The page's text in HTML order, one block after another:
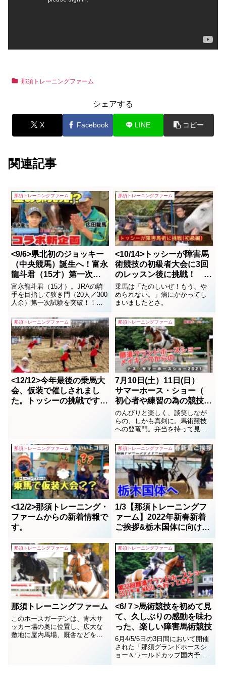
那須トレーニングファーム
シェアする
X Facebook LINE コピー
関連記事
那須トレーニングファーム
<9/6>県北初のジョッキー
（中央競馬）誕生へ！富永
龍斗君（15才）第一次試
験突破！
富永龍斗君（15才）。JRAの騎
手を目指して狭き門（20人／300
人余）第一次試験を突破！！来
る。合格すると3年後には中央競
馬にデビューという段取り。中
学時代から自分の夢を明確に那
須トレーニングファームで研修
してきた。「武豊さんが、憧
れ、いつの日にか...
那須トレーニングファーム
<10/14>トッシーが障害馬
術競技の初級者大会に3回
のレッスン後に挑戦！ in
那須トレーニングファーム
乗馬は「たのしいぜ！もう、や
められない。」病にかかってし
まいましたとさ。
那須トレーニングファーム
<12/12>今年最後の乗馬大
会、仮装で催しされまし
た。トッシーの挑戦です。
那須トレーニングファーム
7月10日(土）11日(日）
サマーホース・ショー（
初心者や練習の為の競技
会）IN 那須トレーニング
ファーム
のんびりと楽しく、談笑しなが
らの、しかも真剣に。馬術競技
への登竜門。弁当を持って見に
那須トレーニングファーム
<12/2>那須トレーニング・
ファームからの新着情報で
す。
那須トレーニングファーム
1/3【那須トレーニングフ
ァーム】2022年新春新着
ご挨拶&栃木国体に向けて
那須トレーニングファーム
那須トレーニングファーム
このホースガーデンは、青木サ
ッカー場の奥に位置し、広大な
敷地に屋内馬場、厩舎などを備
天候にも左右されず、乗馬を楽
那須トレーニングファーム
<6/７>馬術競技を初めて見
て、久しぶりの感動を味わ
った、楽しい障害馬術競技
6月4/5/6日の3日間において開催
された「那須グランドホースシ
ョー＆ワールドカップ国内予